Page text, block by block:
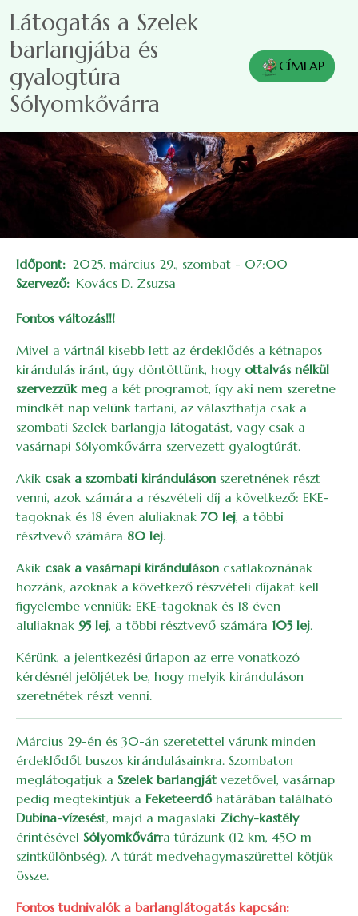
Látogatás a Szelek
barlangjába és
gyalogtúra
Sólyomkővárra
CÍMLAP
Időpont
2025. március 29., szombat - 07:00
Szervező
Kovács D. Zsuzsa
Fontos változás!!!
Mivel a vártnál kisebb lett az érdeklődés a kétnapos
kirándulás iránt, úgy döntöttünk, hogy ottalvás nélkül
szervezzük meg a két programot, így aki nem szeretne
mindkét nap velünk tartani, az választhatja csak a
szombati Szelek barlangja látogatást, vagy csak a
vasárnapi Sólyomkővárra szervezett gyalogtúrát.
Akik csak a szombati kiránduláson szeretnének részt
venni, azok számára a részvételi díj a következő: EKE-
tagoknak és 18 éven aluliaknak 70 lej, a többi
résztvevő számára 80 lej.
Akik csak a vasárnapi kiránduláson csatlakoznának
hozzánk, azoknak a következő részvételi díjakat kell
figyelembe venniük: EKE-tagoknak és 18 éven
aluliaknak 95 lej, a többi résztvevő számára 105 lej.
Kérünk, a jelentkezési űrlapon az erre vonatkozó
kérdésnél jelöljétek be, hogy melyik kiránduláson
szeretnétek részt venni.
Március 29-én és 30-án szeretettel várunk minden
érdeklődőt buszos kirándulásainkra. Szombaton
meglátogatjuk a Szelek barlangját vezetővel, vasárnap
pedig megtekintjük a Feketeerdőhatárában található
Dubina-vízesést, majd a magaslaki Zichy-kastély
érintésével Sólyomkővárra túrázunk (12 km, 450 m
szintkülönbség). A túrát medvehagymaszürettel kötjük
össze.
Fontos tudnivalók a barlanglátogatás kapcsán: